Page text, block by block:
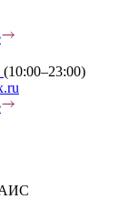
(10:00–23:00)